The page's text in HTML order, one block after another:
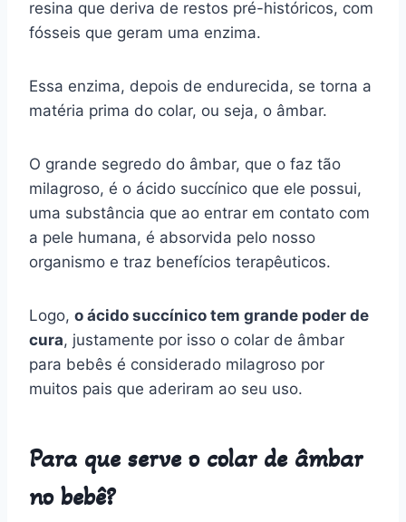
resina que deriva de restos pré-históricos, com
fósseis que geram uma enzima.
Essa enzima, depois de endurecida, se torna a
matéria prima do colar, ou seja, o âmbar.
O grande segredo do âmbar, que o faz tão
milagroso, é o ácido succínico que ele possui,
uma substância que ao entrar em contato com
a pele humana, é absorvida pelo nosso
organismo e traz benefícios terapêuticos.
Logo, o ácido succínico tem grande poder de
cura, justamente por isso o colar de âmbar
para bebês é considerado milagroso por
muitos pais que aderiram ao seu uso.
Para que serve o colar de âmbar
no bebê?